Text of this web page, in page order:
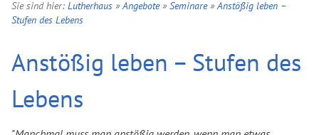
Sie sind hier: Lutherhaus »Angebote»Seminare»Anstößig leben –
Stufen des Lebens
Anstößig leben – Stufen des
Lebens